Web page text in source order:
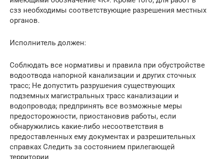
сзз необходимы соответствующие разрешения местных
органов.
Исполнитель должен:
Соблюдать все нормативы и правила при обустройстве
водоотвода напорной канализации и других сточных
трасс; Не допустить разрушения существующих
подземных магистральных трасс канализации и
водопровода; предпринять все возможные меры
предосторожности, приостановив работы, если
обнаружились какие-либо несоответствия в
предоставленных ему документах и разрешительных
справках Следить за состоянием прилегающей
территории